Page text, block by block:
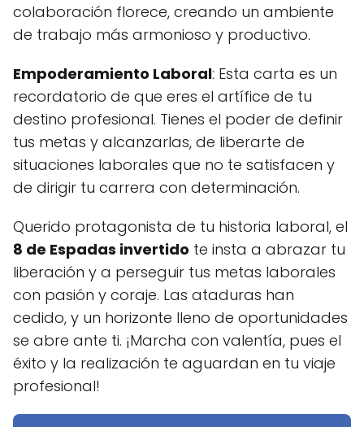
colaboración florece, creando un ambiente
de trabajo más armonioso y productivo.
Empoderamiento Laboral: Esta carta es un
recordatorio de que eres el artífice de tu
destino profesional. Tienes el poder de definir
tus metas y alcanzarlas, de liberarte de
situaciones laborales que no te satisfacen y
de dirigir tu carrera con determinación.
Querido protagonista de tu historia laboral, el
8 de Espadas invertido te insta a abrazar tu
liberación y a perseguir tus metas laborales
con pasión y coraje. Las ataduras han
cedido, y un horizonte lleno de oportunidades
se abre ante ti. ¡Marcha con valentía, pues el
éxito y la realización te aguardan en tu viaje
profesional!